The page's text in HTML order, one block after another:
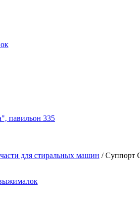
павильон 335
для стиральных машин /Суппорт